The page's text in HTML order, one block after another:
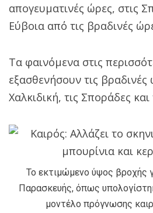
απογευματινές ώρες, στις
Εύβοια από τις βραδινές
Τα φαινόμενα στις
εξασθενήσουν τις βραδινές
Χαλκιδική, τις Σποράδες
Το εκτιμώμενο ύψος βροχής
Παρασκευής, όπως
μοντέλο πρόγνωσης